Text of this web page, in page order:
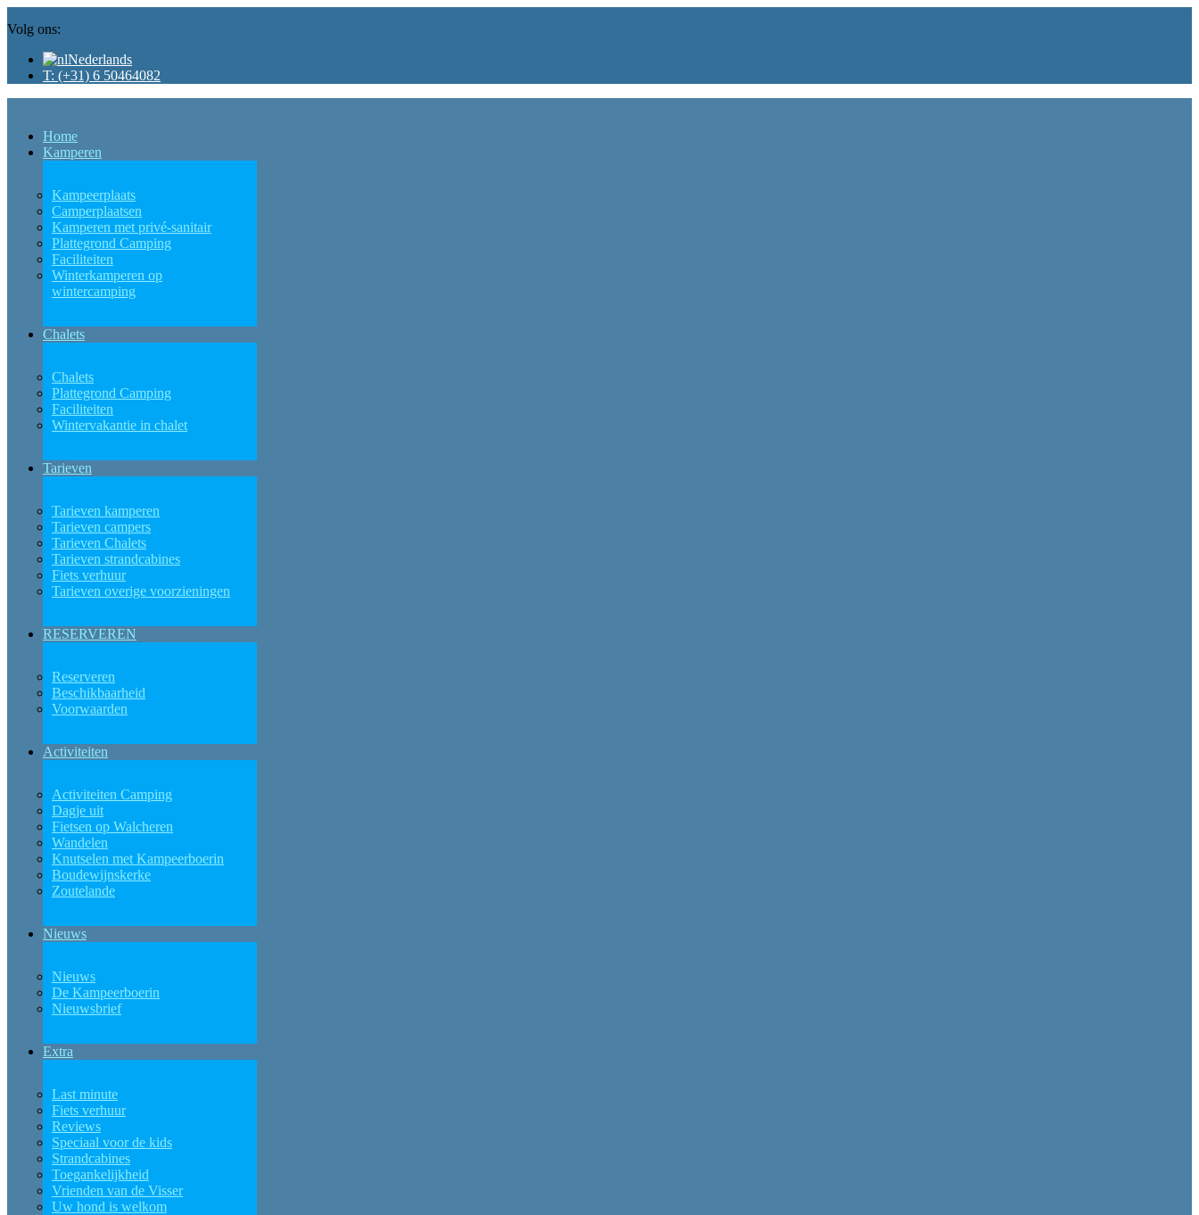
Volg ons:
Nederlands
T: (+31) 6 50464082
Home
Kamperen
Kampeerplaats
Camperplaatsen
Kamperen met privé-sanitair
Plattegrond Camping
Faciliteiten
Winterkamperen op
wintercamping
Chalets
Chalets
Plattegrond Camping
Faciliteiten
Wintervakantie in chalet
Tarieven
Tarieven kamperen
Tarieven campers
Tarieven Chalets
Tarieven strandcabines
Fiets verhuur
Tarieven overige voorzieningen
RESERVEREN
Reserveren
Beschikbaarheid
Voorwaarden
Activiteiten
Activiteiten Camping
Dagje uit
Fietsen op Walcheren
Wandelen
Knutselen met Kampeerboerin
Boudewijnskerke
Zoutelande
Nieuws
Nieuws
De Kampeerboerin
Nieuwsbrief
Extra
Last minute
Fiets verhuur
Reviews
Speciaal voor de kids
Strandcabines
Toegankelijkheid
Vrienden van de Visser
Uw hond is welkom